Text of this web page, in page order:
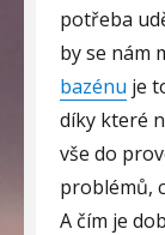
potřeba
by se nám
bazénu je
díky které
vše do
problémů,
A čím je